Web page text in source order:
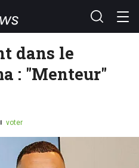
dans le
: "Menteur"
voter